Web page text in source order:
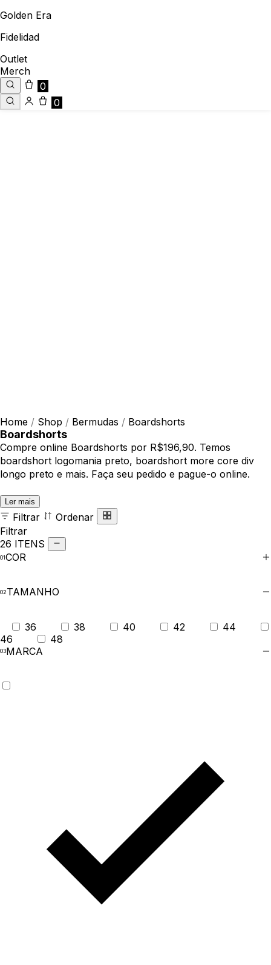
Golden Era
Fidelidad
Outlet
Merch
0
0
Home / Shop / Bermudas / Boardshorts
Boardshorts
Compre online Boardshorts por R$196,90. Temos
boardshort logomania preto, boardshort more core div
longo preto e mais. Faça seu pedido e pague-o online.
Ler mais
Filtrar
Ordenar
Filtrar
26 ITENS
COR
TAMANHO
36 38 40 42
44
46
48
MARCA